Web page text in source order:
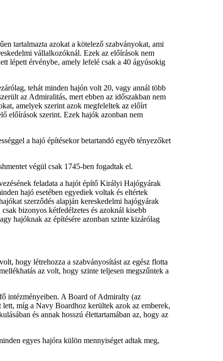
tartalmazta azokat a kötelező szabványokat, ami
vállalkozóknál. Ezek az előírások nem
lépett érvénybe, amely lefelé csak a 40 ágyúsokig
tehát minden hajón volt 20, vagy annál több
az Admiralitás, mert ebben az időszakban nem
amelyek szerint azok megfeleltek az előírt
előírások szerint. Ezek hajók azonban nem
a hajó építésekor betartandó egyéb tényezőket
végül csak 1745-ben fogadtak el.
feladata a hajót építő Királyi Hajógyárak
hajó esetében egyediek voltak és eltértek
szerződés alapján kereskedelmi hajógyárak
bizonyos kétfedélzetes és azoknál kisebb
hajóknak az építésére azonban szinte kizárólag
hogy létrehozza a szabványosítást az egész flotta
az volt, hogy szinte teljesen megszűntek a
intézményeiben. A Board of Admiralty (az
míg a Navy Boardhoz kerültek azok az emberek,
és annak hosszú élettartamában az, hogy az
egyes hajóra külön mennyiséget adtak meg,